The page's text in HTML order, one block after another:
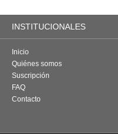
INSTITUCIONALES
Inicio
Quiénes somos
Suscripción
FAQ
Contacto